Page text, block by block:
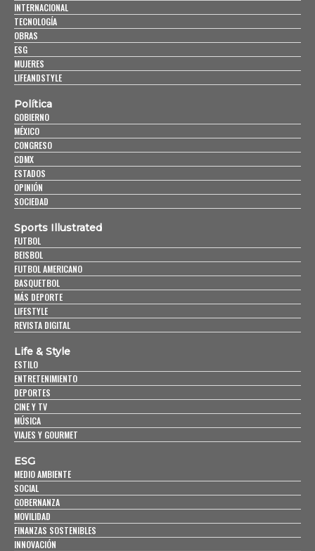
INTERNACIONAL
TECNOLOGÍA
OBRAS
ESG
MUJERES
LIFEANDSTYLE
Política
GOBIERNO
MÉXICO
CONGRESO
CDMX
ESTADOS
OPINIÓN
SOCIEDAD
Sports Illustrated
FUTBOL
BEISBOL
FUTBOL AMERICANO
BASQUETBOL
MÁS DEPORTE
LIFESTYLE
REVISTA DIGITAL
Life & Style
ESTILO
ENTRETENIMIENTO
DEPORTES
CINE Y TV
MÚSICA
VIAJES Y GOURMET
ESG
MEDIO AMBIENTE
SOCIAL
GOBERNANZA
MOVILIDAD
FINANZAS SOSTENIBLES
INNOVACIÓN